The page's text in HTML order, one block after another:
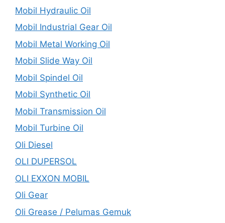
Mobil Hydraulic Oil
Mobil Industrial Gear Oil
Mobil Metal Working Oil
Mobil Slide Way Oil
Mobil Spindel Oil
Mobil Synthetic Oil
Mobil Transmission Oil
Mobil Turbine Oil
Oli Diesel
OLI DUPERSOL
OLI EXXON MOBIL
Oli Gear
Oli Grease / Pelumas Gemuk